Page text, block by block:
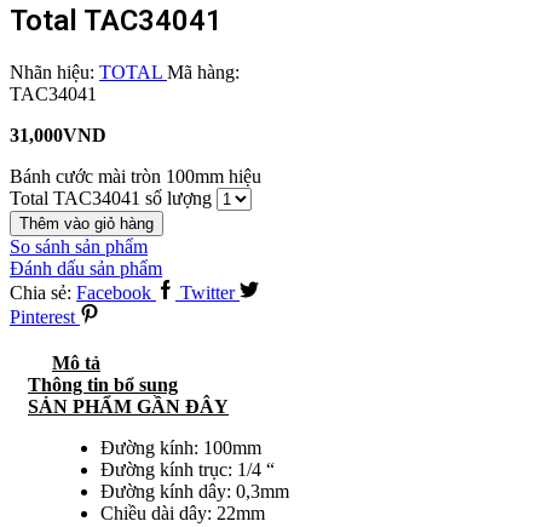
Total TAC34041
Nhãn hiệu: TOTAL Mã hàng:
TAC34041
31,000VND
Bánh cước mài tròn 100mm hiệu
Total TAC34041 số lượng
Thêm vào giỏ hàng
So sánh sản phẩm
Đánh dấu sản phẩm
Chia sẻ: Facebook
Twitter
Pinterest
Mô tả
Thông tin bổ sung
SẢN PHẨM GẦN ĐÂY
Đường kính: 100mm
Đường kính trục: 1/4 “
Đường kính dây: 0,3mm
Chiều dài dây: 22mm